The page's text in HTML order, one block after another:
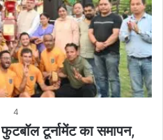
4
टूर्नामेंट का समापन,